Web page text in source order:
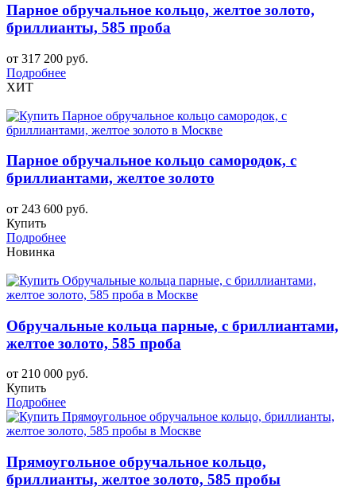
Парное обручальное кольцо, желтое золото,
бриллианты, 585 проба
от 317 200 руб.
Подробнее
ХИТ
Парное обручальное кольцо самородок, с
бриллиантами, желтое золото
от 243 600 руб.
Купить
Подробнее
Новинка
Обручальные кольца парные, с бриллиантами,
желтое золото, 585 проба
от 210 000 руб.
Купить
Подробнее
Прямоугольное обручальное кольцо,
бриллианты, желтое золото, 585 пробы